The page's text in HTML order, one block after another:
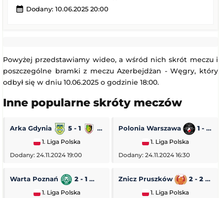
calendar_month Dodany: 10.06.2025 20:00
Powyżej przedstawiamy wideo, a wśród nich skrót meczu i
poszczególne bramki z meczu Azerbejdżan - Węgry, który
odbył się w dniu 10.06.2025 o godzinie 18:00.
Inne popularne skróty meczów
Arka Gdynia 5 - 1
1. Liga Polska
Dodany: 24.11.2024 19:00
Polonia Warszawa 1 - 0
1. Liga Polska
Dodany: 24.11.2024 16:30
Warta Poznań 2 - 1 Pogoń Siedlce
1. Liga Polska
Znicz Pruszków 2 - 2
1. Liga Polska